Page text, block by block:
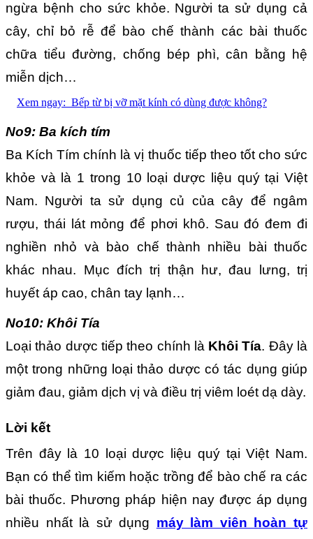
ngừa bệnh cho sức khỏe. Người ta sử dụng cả
cây, chỉ bỏ rễ để bào chế thành các bài thuốc
chữa tiểu đường, chống bép phì, cân bằng hệ
miễn dịch…
Xem ngay: Bếp từ bị vỡ mặt kính có dùng được không?
No9: Ba kích tím
Ba Kích Tím chính là vị thuốc tiếp theo tốt cho sức
khỏe và là 1 trong 10 loại dược liệu quý tại Việt
Nam. Người ta sử dụng củ của cây để ngâm
rượu, thái lát mỏng để phơi khô. Sau đó đem đi
nghiền nhỏ và bào chế thành nhiều bài thuốc
khác nhau. Mục đích trị thận hư, đau lưng, trị
huyết áp cao, chân tay lạnh…
No10: Khôi Tía
Loại thảo dược tiếp theo chính là Khôi Tía. Đây là
một trong những loại thảo dược có tác dụng giúp
giảm đau, giảm dịch vị và điều trị viêm loét dạ dày.
Lời kết
Trên đây là 10 loại dược liệu quý tại Việt Nam.
Bạn có thể tìm kiếm hoặc trồng để bào chế ra các
bài thuốc. Phương pháp hiện nay được áp dụng
nhiều nhất là sử dụng máy làm viên hoàn tự